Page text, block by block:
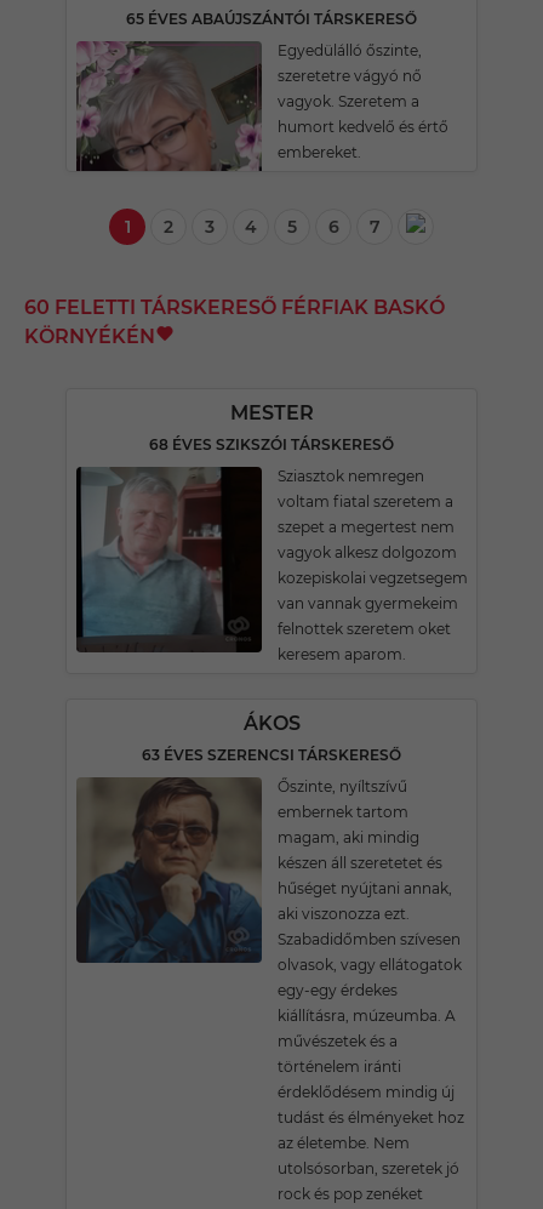
65 ÉVES ABAÚJSZÁNTÓI TÁRSKERESŐ
Egyedülálló őszinte,
szeretetre vágyó nő
vagyok. Szeretem a
humort kedvelő és értő
embereket.
1 2 3 4 5 6 7
60 FELETTI TÁRSKERESŐ FÉRFIAK BASKÓ
KÖRNYÉKÉN
MESTER
68 ÉVES SZIKSZÓI TÁRSKERESŐ
Sziasztok nemregen
voltam fiatal szeretem a
szepet a megertest nem
vagyok alkesz dolgozom
kozepiskolai vegzetsegem
van vannak gyermekeim
felnottek szeretem oket
keresem aparom.
ÁKOS
63 ÉVES SZERENCSI TÁRSKERESŐ
Őszinte, nyíltszívű
embernek tartom
magam, aki mindig
készen áll szeretetet és
hűséget nyújtani annak,
aki viszonozza ezt.
Szabadidőmben szívesen
olvasok, vagy ellátogatok
egy-egy érdekes
kiállításra, múzeumba. A
művészetek és a
történelem iránti
érdeklődésem mindig új
tudást és élményeket hoz
az életembe. Nem
utolsósorban, szeretek jó
rock és pop zenéket